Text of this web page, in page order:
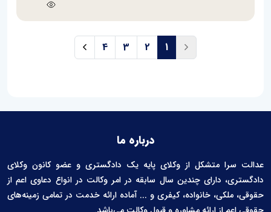
1
2
3
4
درباره ما
عدالت سرا متشکل از وکلای پایه یک دادگستری و عضو کانون وکلای
دادگستری، دارای چندین سال سابقه در امر وکالت در انواع دعاوی اعم از
حقوقی، ملکی، خانواده، کیفری و ... آماده ارائه خدمت در تمامی زمینه‌های